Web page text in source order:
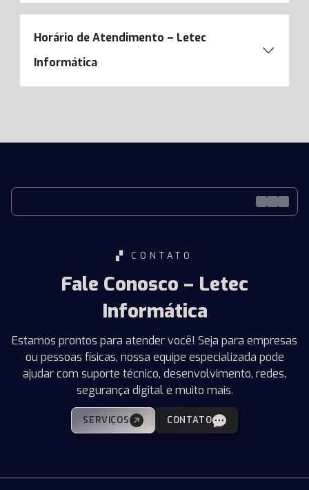
Horário de Atendimento – Letec
Informática
▞ CONTATO
Fale Conosco – Letec
Informática
Estamos prontos para atender você! Seja para empresas
ou pessoas físicas, nossa equipe especializada pode
ajudar com suporte técnico, desenvolvimento, redes,
segurança digital e muito mais.
SERVIÇOS CONTATO